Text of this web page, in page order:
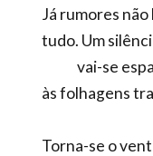
Já rumores não
tudo. Um
vai-se
às folhagens
Torna-se o